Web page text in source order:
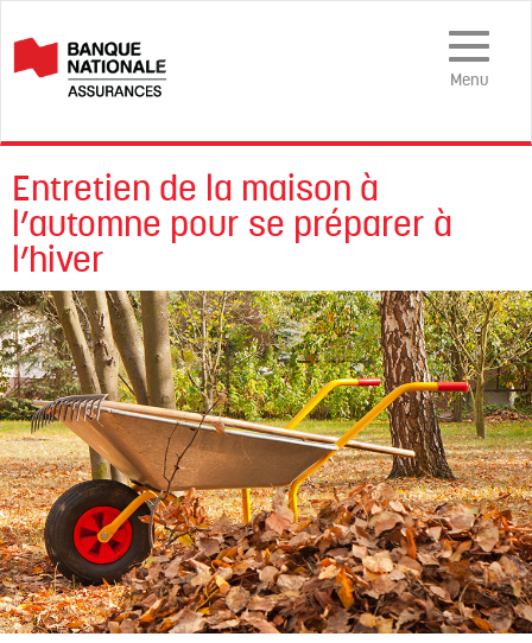
Menu
mobile
Menu
Entretien de la maison à
l’automne pour se préparer à
l’hiver